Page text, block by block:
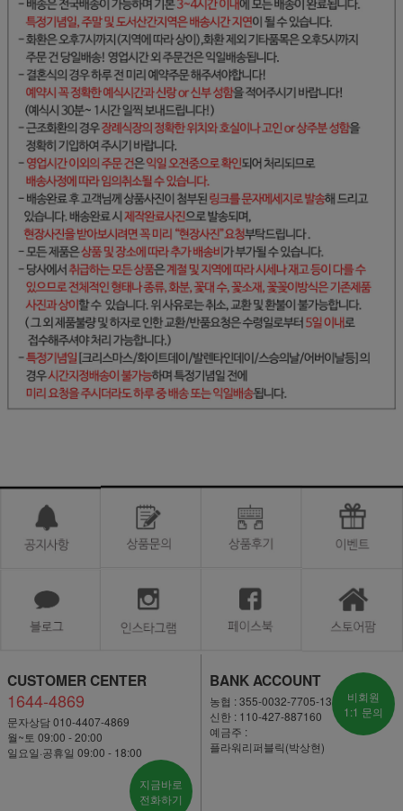
CUSTOMER CENTER
1644-4869
문자상담 010-4407-4869
월~토 09:00 - 20:00
일요일·공휴일 09:00 - 18:00
지금바로
전화하기
BANK ACCOUNT
농협 : 355-0032-7705-13
신한 : 110-427-887160
예금주 :
플라워리퍼블릭(박상현)
비회원
1:1 문의